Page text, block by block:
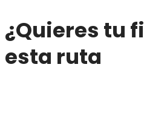
¿Quieres tu
esta ruta